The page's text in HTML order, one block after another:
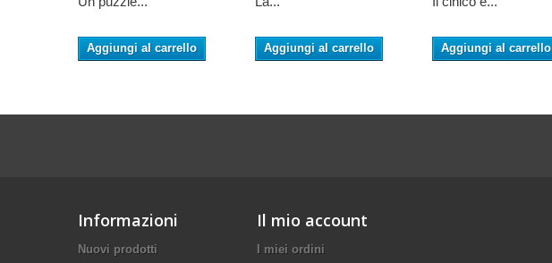
Aggiungi al carrello Aggiungi al carrello Aggiungi al carrello
Informazioni
Nuovi prodotti
Il mio account
I miei ordini